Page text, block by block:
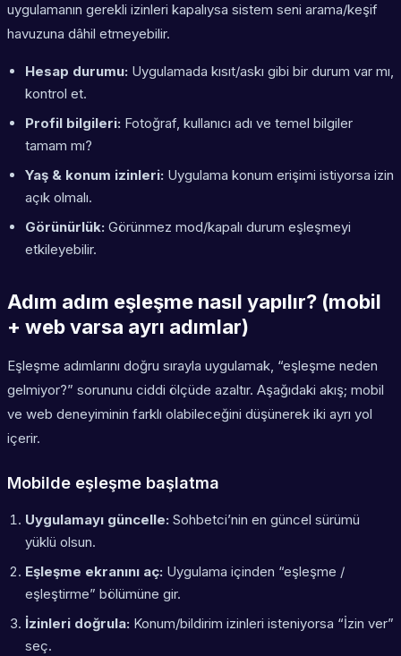
uygulamanın gerekli izinleri kapalıysa sistem seni arama/keşif
havuzuna dâhil etmeyebilir.
Hesap durumu: Uygulamada kısıt/askı gibi bir durum var mı,
kontrol et.
Profil bilgileri: Fotoğraf, kullanıcı adı ve temel bilgiler
tamam mı?
Yaş & konum izinleri: Uygulama konum erişimi istiyorsa izin
açık olmalı.
Görünürlük: Görünmez mod/kapalı durum eşleşmeyi
etkileyebilir.
Adım adım eşleşme nasıl yapılır? (mobil
+ web varsa ayrı adımlar)
Eşleşme adımlarını doğru sırayla uygulamak, “eşleşme neden
gelmiyor?” sorununu ciddi ölçüde azaltır. Aşağıdaki akış; mobil
ve web deneyiminin farklı olabileceğini düşünerek iki ayrı yol
içerir.
Mobilde eşleşme başlatma
Uygulamayı güncelle: Sohbetci’nin en güncel sürümü
yüklü olsun.
Eşleşme ekranını aç: Uygulama içinden “eşleşme /
eşleştirme” bölümüne gir.
İzinleri doğrula: Konum/bildirim izinleri isteniyorsa “İzin ver”
seç.